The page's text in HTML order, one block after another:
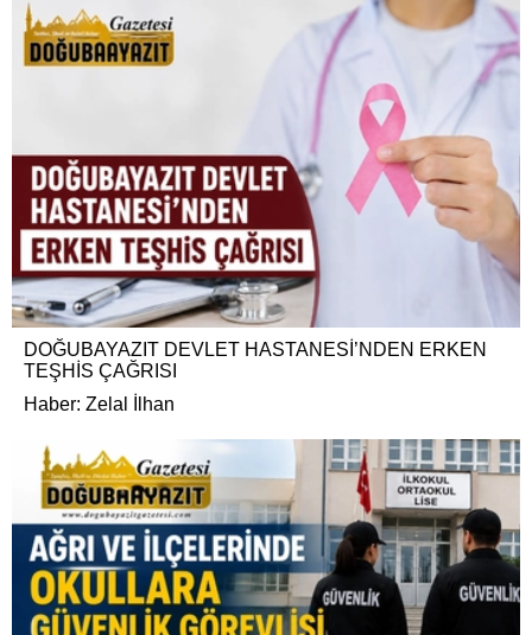
DOĞUBAYAZIT DEVLET HASTANESİ’NDEN ERKEN
TEŞHİS ÇAĞRISI
Haber: Zelal İlhan